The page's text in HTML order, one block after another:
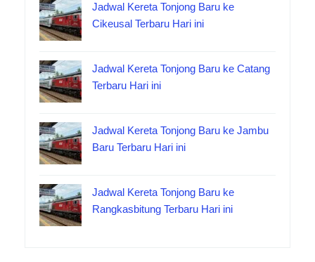
Jadwal Kereta Tonjong Baru ke
Cikeusal Terbaru Hari ini
Jadwal Kereta Tonjong Baru ke Catang
Terbaru Hari ini
Jadwal Kereta Tonjong Baru ke Jambu
Baru Terbaru Hari ini
Jadwal Kereta Tonjong Baru ke
Rangkasbitung Terbaru Hari ini